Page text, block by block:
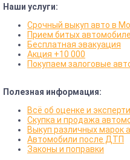
Наши услуги:
Срочный выкуп авто в
Прием битых
Бесплатная эвакуация
Акция +10 000
Покупаем залоговые
Полезная информация:
Всё об оценке и
Скупка и продажа
Выкуп различных марок
Автомобили после ДТП
Законы и поправки